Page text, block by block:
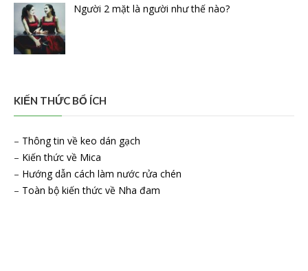
Người 2 mặt là người như thế nào?
KIẾN THỨC BỔ ÍCH
– Thông tin về keo dán gạch
– Kiến thức về Mica
– Hướng dẫn cách làm nước rửa chén
– Toàn bộ kiến thức về Nha đam